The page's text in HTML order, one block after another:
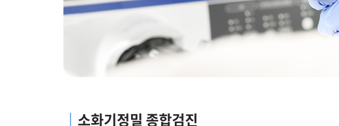
｜ 소화기정밀 종합검진